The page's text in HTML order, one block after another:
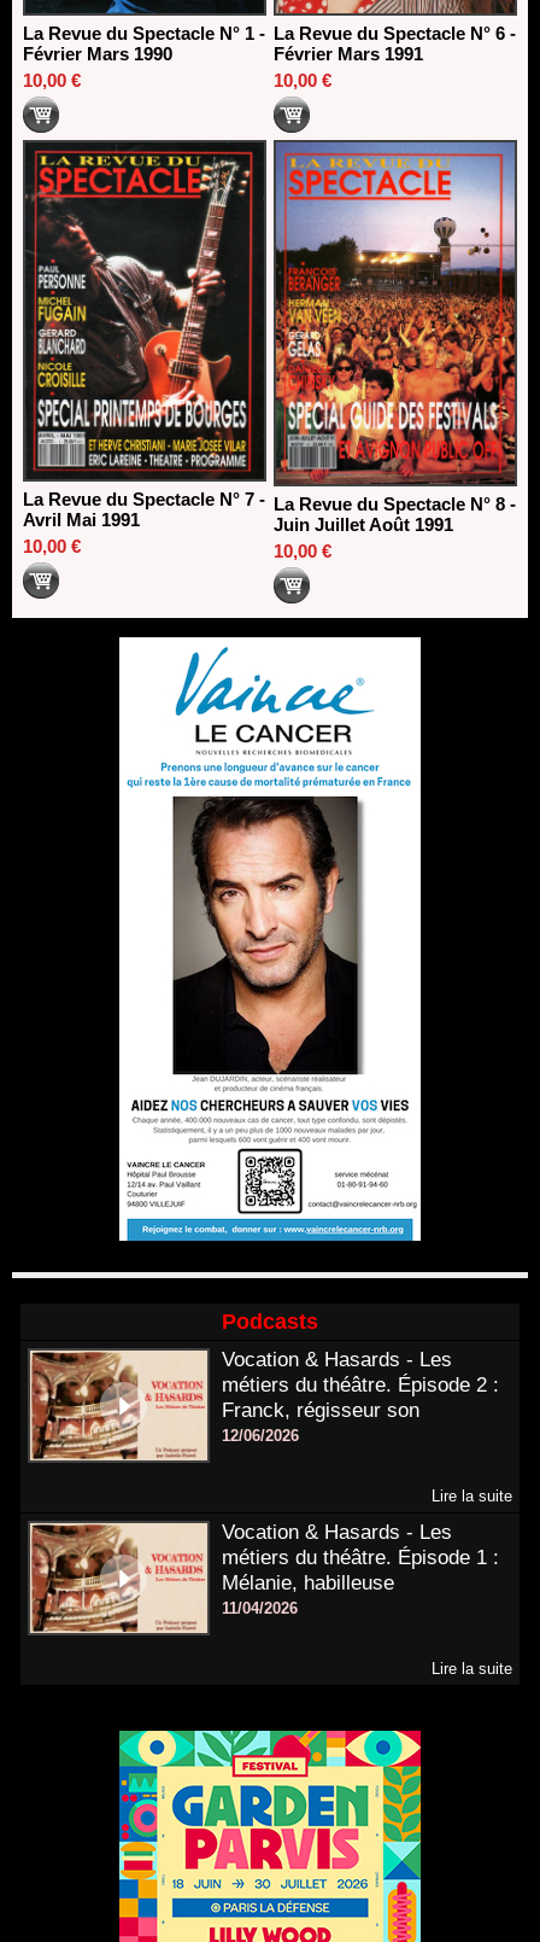
La Revue du Spectacle N° 1 -
Février Mars 1990
10,00 €
La Revue du Spectacle N° 6 -
Février Mars 1991
10,00 €
La Revue du Spectacle N° 7 -
Avril Mai 1991
10,00 €
La Revue du Spectacle N° 8 -
Juin Juillet Août 1991
10,00 €
Podcasts
Vocation & Hasards - Les
métiers du théâtre. Épisode 2 :
Franck, régisseur son
12/06/2026
Lire la suite
Vocation & Hasards - Les
métiers du théâtre. Épisode 1 :
Mélanie, habilleuse
11/04/2026
Lire la suite